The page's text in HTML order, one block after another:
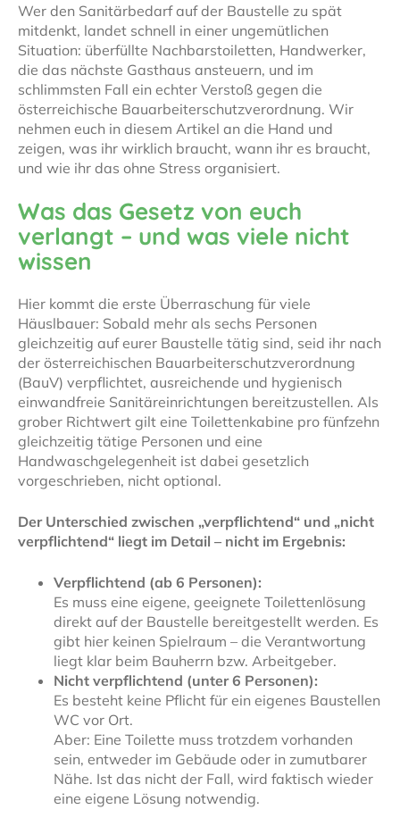
Wer den Sanitärbedarf auf der Baustelle zu spät
mitdenkt, landet schnell in einer ungemütlichen
Situation: überfüllte Nachbarstoiletten, Handwerker,
die das nächste Gasthaus ansteuern, und im
schlimmsten Fall ein echter Verstoß gegen die
österreichische Bauarbeiterschutzverordnung. Wir
nehmen euch in diesem Artikel an die Hand und
zeigen, was ihr wirklich braucht, wann ihr es braucht,
und wie ihr das ohne Stress organisiert.
Was das Gesetz von euch
verlangt – und was viele nicht
wissen
Hier kommt die erste Überraschung für viele
Häuslbauer: Sobald mehr als sechs Personen
gleichzeitig auf eurer Baustelle tätig sind, seid ihr nach
der österreichischen Bauarbeiterschutzverordnung
(BauV) verpflichtet, ausreichende und hygienisch
einwandfreie Sanitäreinrichtungen bereitzustellen. Als
grober Richtwert gilt eine Toilettenkabine pro fünfzehn
gleichzeitig tätige Personen und eine
Handwaschgelegenheit ist dabei gesetzlich
vorgeschrieben, nicht optional.
Der Unterschied zwischen „verpflichtend“ und „nicht
verpflichtend“ liegt im Detail – nicht im Ergebnis:
Verpflichtend (ab 6 Personen):
Es muss eine eigene, geeignete Toilettenlösung
direkt auf der Baustelle bereitgestellt werden. Es
gibt hier keinen Spielraum – die Verantwortung
liegt klar beim Bauherrn bzw. Arbeitgeber.
Nicht verpflichtend (unter 6 Personen):
Es besteht keine Pflicht für ein eigenes Baustellen
WC vor Ort.
Aber: Eine Toilette muss trotzdem vorhanden
sein, entweder im Gebäude oder in zumutbarer
Nähe. Ist das nicht der Fall, wird faktisch wieder
eine eigene Lösung notwendig.